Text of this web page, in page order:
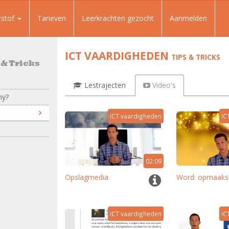
Tarieven Leerkrachten gezocht Aanmelden
Tricks
ICT VAARDIGHEDEN TIPS & TRICKS
Lestrajecten Video's
ICT vaardigheden
02:09
Opslagmedia Word:
ICT vaardigheden